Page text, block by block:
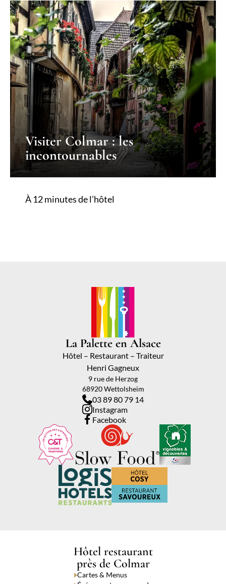
Visiter Colmar : les
incontournables
À 12 minutes de l’hôtel
La Palette en Alsace
Hôtel – Restaurant – Traiteur
Henri Gagneux
9 rue de Herzog
68920 Wettolsheim
03 89 80 79 14
Instagram
Facebook
Hôtel restaurant
près de Colmar
Cartes & Menus